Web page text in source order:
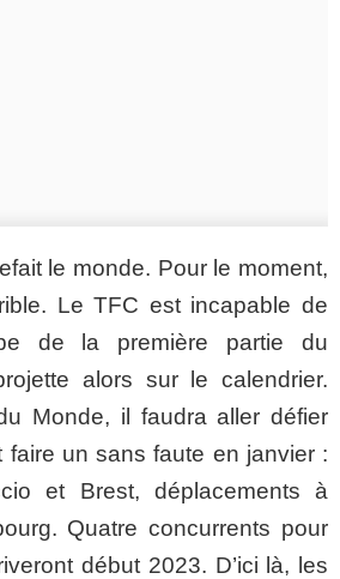
le monde. Pour le moment,
Le TFC est incapable de
de la première partie du
alors sur le calendrier.
Monde, il faudra aller défier
faire un sans faute en janvier :
et Brest, déplacements à
Quatre concurrents pour
début 2023. D’ici là, les